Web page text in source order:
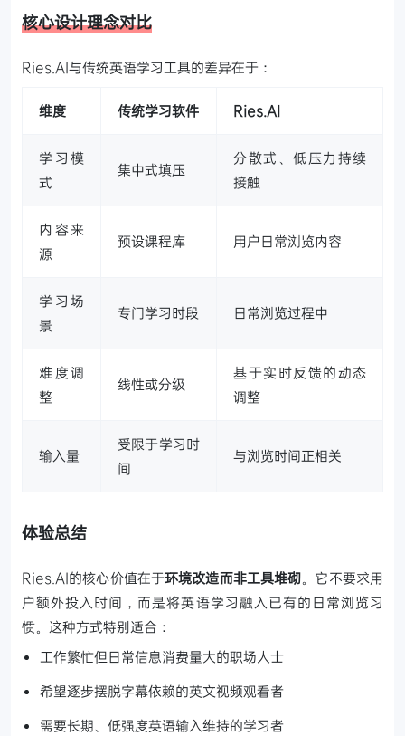
核心设计理念对比
Ries.AI与传统英语学习工具的差异在于：
维度 传统学习软件 Ries.AI
学习模
式
集中式填压
分散式、低压力持续
接触
内容来
源
预设课程库 用户日常浏览内容
学习场
景
专门学习时段 日常浏览过程中
难度调
整
线性或分级
基于实时反馈的动态
调整
输入量
受限于学习时
间
与浏览时间正相关
体验总结
Ries.AI的核心价值在于环境改造而非工具堆砌。它不要求用
户额外投入时间，而是将英语学习融入已有的日常浏览习
惯。这种方式特别适合：
工作繁忙但日常信息消费量大的职场人士
希望逐步摆脱字幕依赖的英文视频观看者
需要长期、低强度英语输入维持的学习者